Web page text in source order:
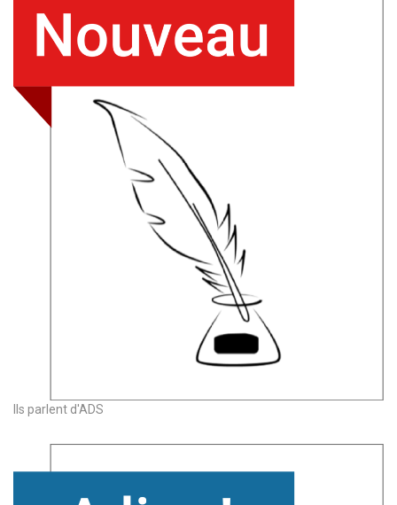
Ils parlent d'ADS